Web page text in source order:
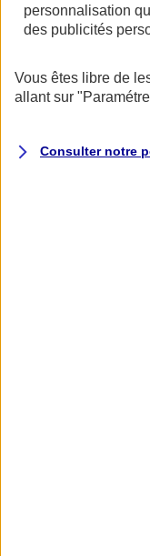
personnalisation
des publicités
Vous êtes libre de
allant sur
Consulter notre